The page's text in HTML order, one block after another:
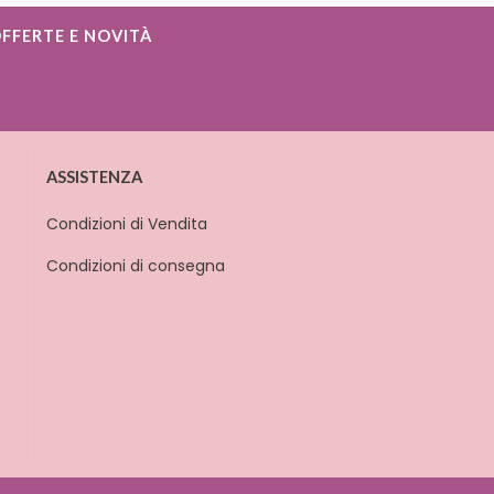
E NOVITÀ
ASSISTENZA
Condizioni di Vendita
Condizioni di consegna